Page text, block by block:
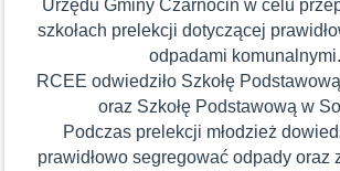
Urzędu Gminy Czarnocin w celu
szkołach prelekcji dotyczącej
odpadami komunalnymi.
RCEE odwiedziło Szkołę
oraz Szkołę Podstawową w
Podczas prelekcji młodzież
prawidłowo segregować odpady oraz